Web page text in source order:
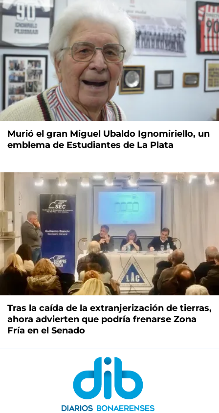
Murió el gran Miguel Ubaldo Ignomiriello, un
emblema de Estudiantes de La Plata
Tras la caída de la extranjerización de tierras,
ahora advierten que podría frenarse Zona
Fría en el Senado